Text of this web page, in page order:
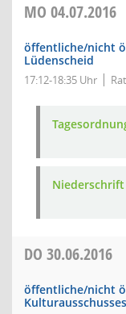
MO 04.07.2016
öffentliche/nicht
Lüdenscheid
17:12-18:35 Uhr
DO 30.06.2016
öffentliche/nicht